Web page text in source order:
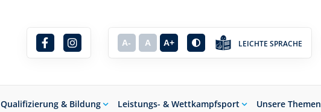
A- A A+ LEICHTE SPRACHE
Qualifizierung & Bildung Leistungs- & Wettkampfsport Unsere Themen